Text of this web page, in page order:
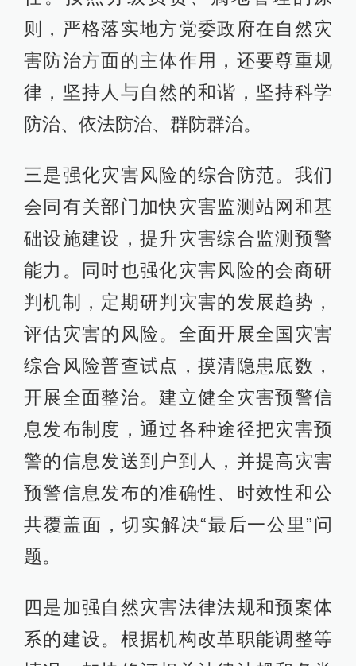
则，严格落实地方党委政府在自然灾
害防治方面的主体作用，还要尊重规
律，坚持人与自然的和谐，坚持科学
防治、依法防治、群防群治。
三是强化灾害风险的综合防范。我们
会同有关部门加快灾害监测站网和基
础设施建设，提升灾害综合监测预警
能力。同时也强化灾害风险的会商研
判机制，定期研判灾害的发展趋势，
评估灾害的风险。全面开展全国灾害
综合风险普查试点，摸清隐患底数，
开展全面整治。建立健全灾害预警信
息发布制度，通过各种途径把灾害预
警的信息发送到户到人，并提高灾害
预警信息发布的准确性、时效性和公
共覆盖面，切实解决“最后一公里”问
题。
四是加强自然灾害法律法规和预案体
系的建设。根据机构改革职能调整等